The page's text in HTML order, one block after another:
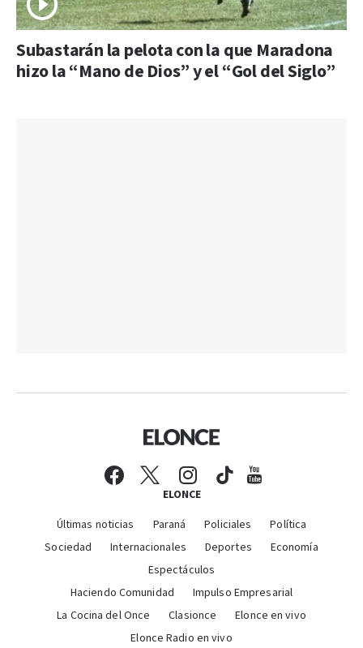
Subastarán la pelota con la que Maradona
hizo la “Mano de Dios” y el “Gol del Siglo”
ELONCE
Últimas noticias Paraná Policiales
Política
Sociedad
Internacionales Deportes
Economía
Espectáculos
Haciendo Comunidad
Impulso Empresarial
La Cocina del Once
Clasionce
Elonce en vivo
Elonce Radio en vivo